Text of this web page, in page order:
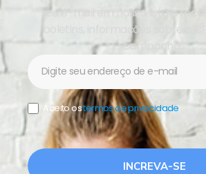
seu e-mail em nossa lista e
boletins, informações sobre o
campanhas.
Aceito ostermos de privacidade.
INCREVA-SE